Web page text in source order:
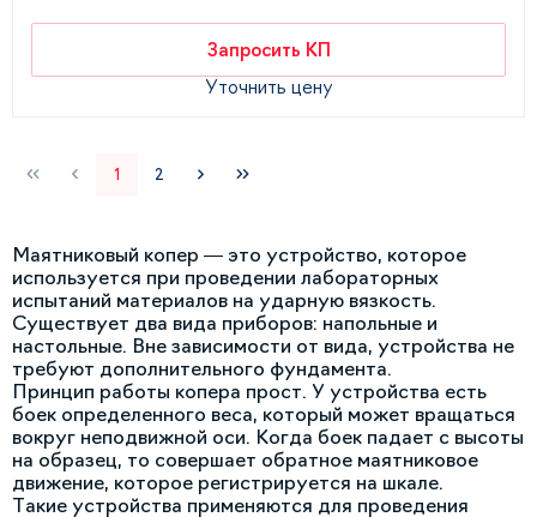
Запросить КП
Уточнить цену
1 2
Маятниковый копер — это устройство, которое
используется при проведении лабораторных
испытаний материалов на ударную вязкость.
Существует два вида приборов: напольные и
настольные. Вне зависимости от вида, устройства не
требуют дополнительного фундамента.
Принцип работы копера прост. У устройства есть
боек определенного веса, который может вращаться
вокруг неподвижной оси. Когда боек падает с высоты
на образец, то совершает обратное маятниковое
движение, которое регистрируется на шкале.
Такие устройства применяются для проведения